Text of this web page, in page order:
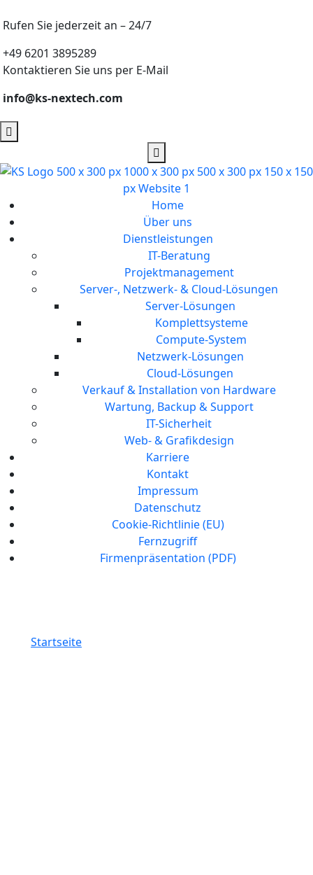
Rufen Sie jederzeit an – 24/7
+49 6201 3895289
Kontaktieren Sie uns per E-Mail
info@ks-nextech.com
Home
Über uns
Dienstleistungen
IT-Beratung
Projektmanagement
Server-, Netzwerk- & Cloud-Lösungen
Server-Lösungen
Komplettsysteme
Compute-System
Netzwerk-Lösungen
Cloud-Lösungen
Verkauf & Installation von Hardware
Wartung, Backup & Support
IT-Sicherheit
Web- & Grafikdesign
Karriere
Kontakt
Impressum
Datenschutz
Cookie-Richtlinie (EU)
Fernzugriff
Firmenpräsentation (PDF)
Startseite